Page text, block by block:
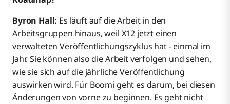
Byron Hall: Es läuft auf die Arbeit in den
Arbeitsgruppen hinaus, weil X12 jetzt einen
verwalteten Veröffentlichungszyklus hat - einmal im
Jahr. Sie können also die Arbeit verfolgen und sehen,
wie sie sich auf die jährliche Veröffentlichung
auswirken wird. Für Boomi geht es darum, bei diesen
Änderungen von vorne zu beginnen. Es geht nicht